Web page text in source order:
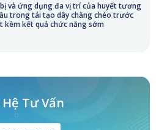
và ứng dụng đa vị trí của huyết tương
trong tái tạo dây chằng chéo trước
kèm kết quả chức năng sớm
Tư Vấn